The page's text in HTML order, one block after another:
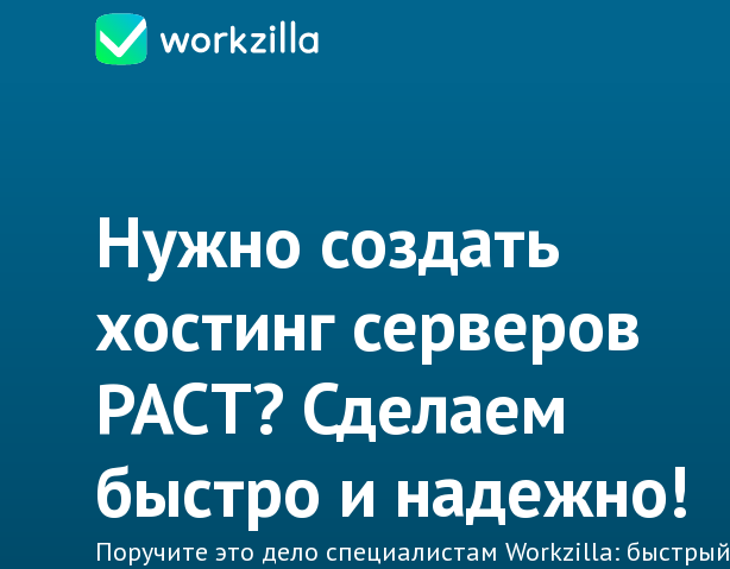
Нужно создать
хостинг серверов
РАСТ? Сделаем
быстро и надежно!
Поручите это дело специалистам Workzilla: быстрый